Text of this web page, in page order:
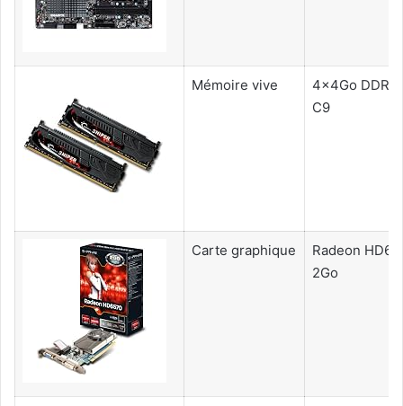
Mémoire vive
4x4Go DDR3
C9
Carte graphique
Radeon
2Go